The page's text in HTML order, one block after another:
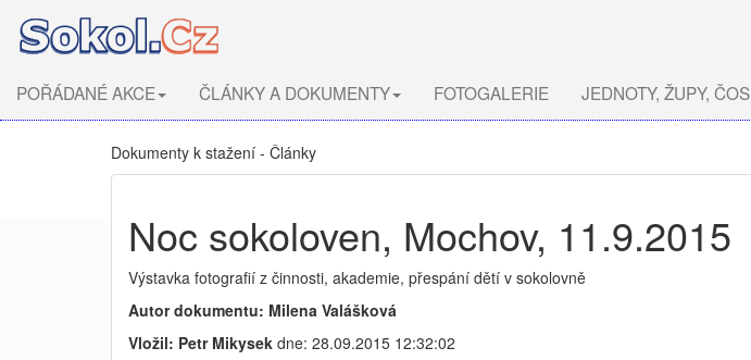
POŘÁDANÉ AKCE ČLÁNKY A DOKUMENTY FOTOGALERIE JEDNOTY, ŽUPY, ČOS
Dokumenty k stažení - Články
Noc sokoloven, Mochov, 11.9.2015
Výstavka fotografií z činnosti, akademie, přespání dětí v sokolovně
Autor dokumentu: Milena Valášková
Vložil: Petr Mikysek dne: 28.09.2015 12:32:02